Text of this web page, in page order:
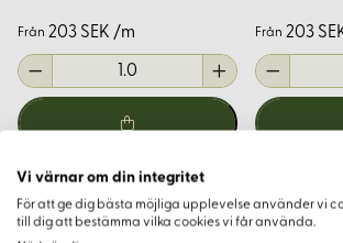
Från 203 SEK /m Från 203
Vi värnar om din integritet
För att ge dig bästa möjliga upplevelse använder vi
till dig att bestämma vilka cookies vi får använda.